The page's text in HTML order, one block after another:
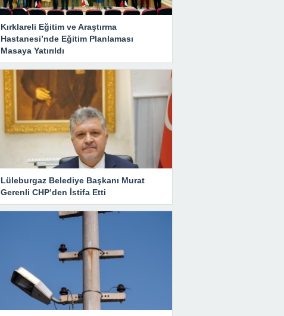
Kırklareli Eğitim ve Araştırma
Hastanesi’nde Eğitim Planlaması
Masaya Yatırıldı
Lüleburgaz Belediye Başkanı Murat
Gerenli CHP’den İstifa Etti